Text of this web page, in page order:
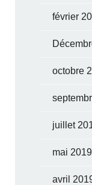
février
octobre
juillet
mai 2019
avril